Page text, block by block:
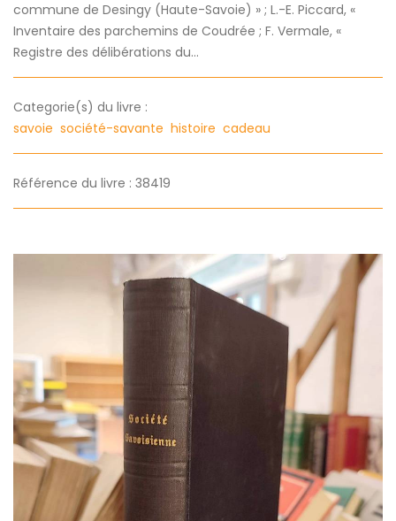
commune de Desingy (Haute-Savoie) » ; L.-E. Piccard, «
Inventaire des parchemins de Coudrée ; F. Vermale, «
Registre des délibérations du...
Categorie(s) du livre :
savoie société-savante histoire cadeau
Référence du livre : 38419